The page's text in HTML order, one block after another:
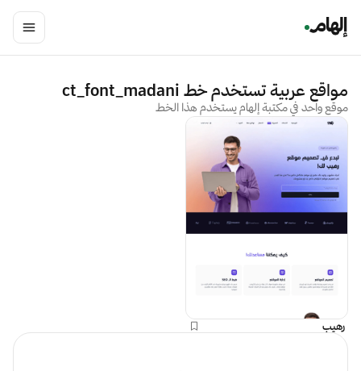
مواقع عربية تستخدم خط ct_font_madani
موقع واحد في مكتبة إلهام يستخدم هذا الخط
رهيب